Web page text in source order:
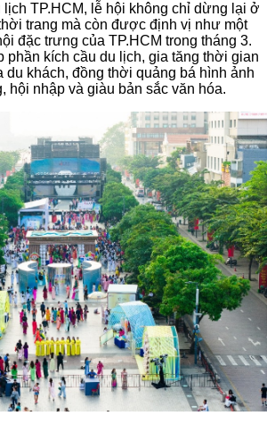
TP.HCM, lễ hội không chỉ dừng lại ở
trang mà còn được định vị như một
đặc trưng của TP.HCM trong tháng 3.
phần kích cầu du lịch, gia tăng thời gian
du khách, đồng thời quảng bá hình ảnh
hội nhập và giàu bản sắc văn hóa.